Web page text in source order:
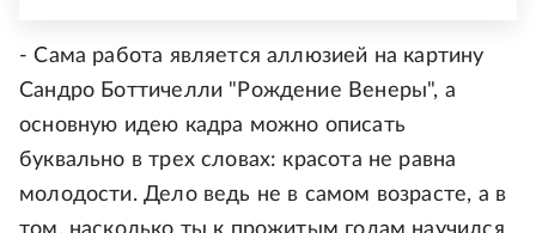
- Сама работа является аллюзией на картину
Сандро Боттичелли "Рождение Венеры", а
основную идею кадра можно описать
буквально в трех словах: красота не равна
молодости. Дело ведь не в самом возрасте, а в